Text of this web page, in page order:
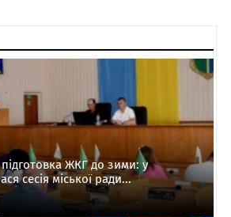
ЖКГ до зими: у
сесія міської ради...